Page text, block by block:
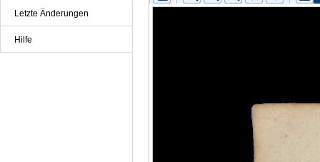
Letzte Änderungen
Hilfe